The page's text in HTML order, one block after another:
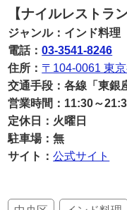
【ナイルレストラン
ジャンル：インド料理
電話：03-3541-8246
住所： 〒104-0061 東
交通手段：各線「東銀
営業時間：11:30～
定休日：火曜日
駐車場：無
サイト：公式サイト